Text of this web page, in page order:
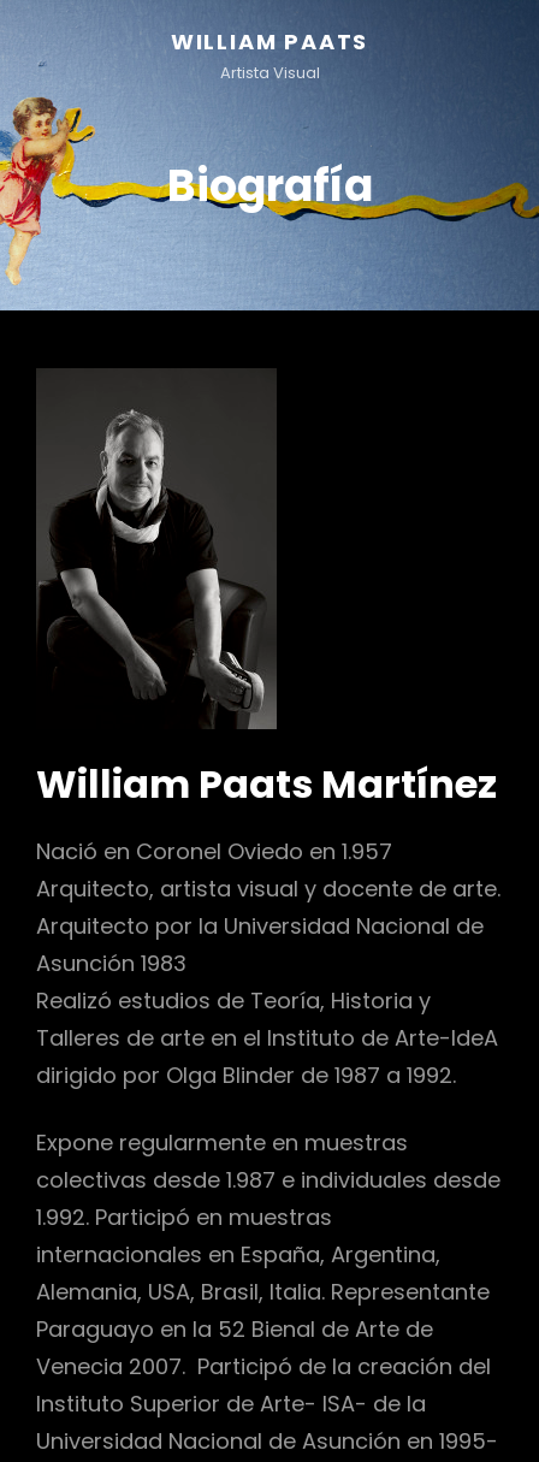
WILLIAM PAATS
Artista Visual
Biografía
William Paats Martínez
Nació en Coronel Oviedo en 1.957
Arquitecto, artista visual y docente de arte.
Arquitecto por la Universidad Nacional de
Asunción 1983
Realizó estudios de Teoría, Historia y
Talleres de arte en el Instituto de Arte-IdeA
dirigido por Olga Blinder de 1987 a 1992.
Expone regularmente en muestras
colectivas desde 1.987 e individuales desde
1.992. Participó en muestras
internacionales en España, Argentina,
Alemania, USA, Brasil, Italia. Representante
Paraguayo en la 52 Bienal de Arte de
Venecia 2007. Participó de la creación del
Instituto Superior de Arte- ISA- de la
Universidad Nacional de Asunción en 1995-